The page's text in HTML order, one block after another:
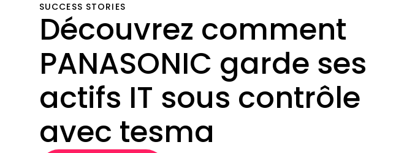
SUCCESS STORIES
Découvrez comment
PANASONIC garde ses
actifs IT sous contrôle
avec tesma